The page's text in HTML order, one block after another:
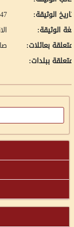
الوثيقة:
الوثيقة:
بعائلات:
ببلدات: